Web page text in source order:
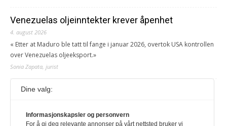
Venezuelas oljeinntekter krever åpenhet
4. august 2026
« Etter at Maduro ble tatt til fange i januar 2026, overtok USA kontrollen
over Venezuelas oljeeksport.»
Sonia Zapata, jurist
117,8 millioner er på flukt, en nedgang fra forrige
1. august 2026
Dine valg:
Informasjonskapsler og personvern
For å gi deg relevante annonser på vårt nettsted bruker vi